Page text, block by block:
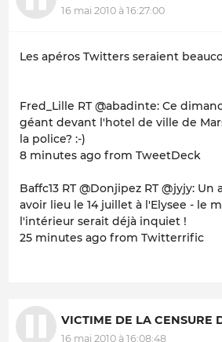
16 mai 2010 à 16:27:00
Les apéros Twitters seraient
Fred_Lille RT @abadinte: Ce
géant devant l'hotel de ville de
la police? :-)
8 minutes ago from TweetDeck
Baffc13 RT @Donjipez RT @jyjy:
avoir lieu le 14 juillet à l'Elysee - le
l'intérieur serait déjà inquiet !
25 minutes ago from Twitterrific
VICTIME DE LA CENSURE
16 mai 2010 à 16:08:48